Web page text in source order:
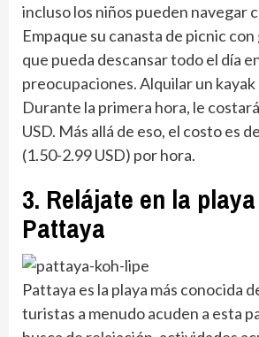
incluso los niños pueden navegar
Empaque su canasta de picnic
que pueda descansar todo el día
preocupaciones. Alquilar un kayak
Durante la primera hora, le
USD. Más allá de eso, el costo es
(1.50-2.99 USD) por hora.
3. Relájate en la
Pattaya
Pattaya es la playa más conocida
turistas a menudo acuden a esta